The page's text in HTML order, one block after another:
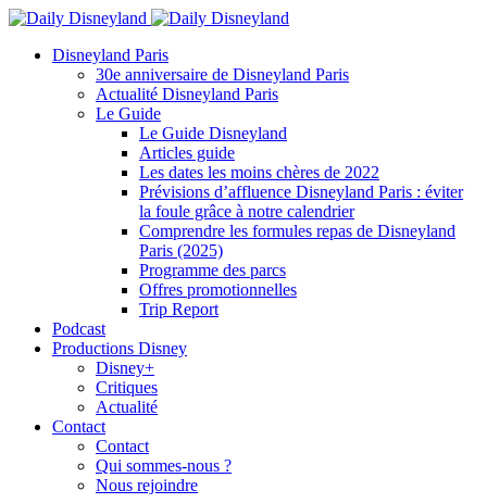
Disneyland Paris
30e anniversaire de Disneyland Paris
Actualité Disneyland Paris
Le Guide
Le Guide Disneyland
Articles guide
Les dates les moins chères de 2022
Prévisions d’affluence Disneyland Paris : éviter
la foule grâce à notre calendrier
Comprendre les formules repas de Disneyland
Paris (2025)
Programme des parcs
Offres promotionnelles
Trip Report
Podcast
Productions Disney
Disney+
Critiques
Actualité
Contact
Contact
Qui sommes-nous ?
Nous rejoindre